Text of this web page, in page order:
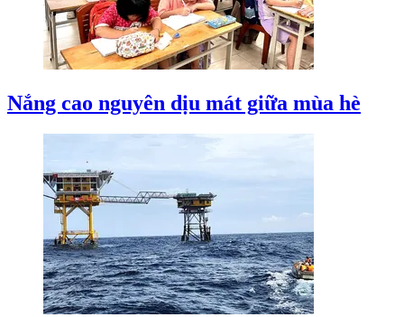
Nắng cao nguyên dịu mát giữa mùa hè